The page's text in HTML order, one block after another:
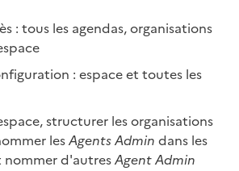
: tous les agendas, organisations
: espace et toutes les
structurer les organisations
lesAgents Admin dans les
nommer d'autresAgent Admin